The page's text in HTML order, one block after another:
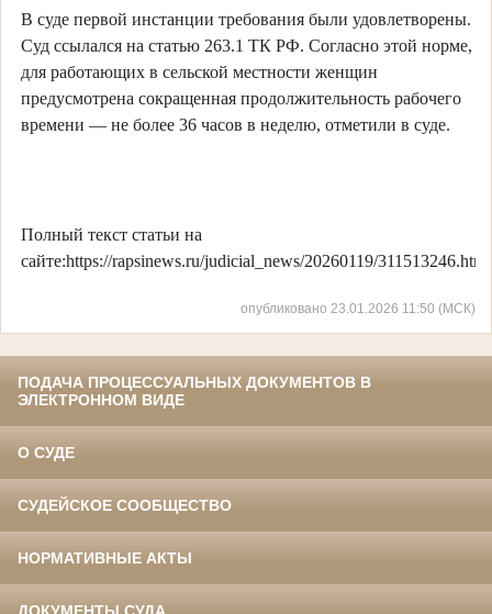
В суде первой инстанции требования были удовлетворены.
Суд ссылался на статью 263.1 ТК РФ. Согласно этой норме,
для работающих в сельской местности женщин
предусмотрена сокращенная продолжительность рабочего
времени — не более 36 часов в неделю, отметили в суде.
Полный текст статьи на
сайте:https://rapsinews.ru/judicial_news/20260119/311513246.html
опубликовано 23.01.2026 11:50 (МСК)
ПОДАЧА ПРОЦЕССУАЛЬНЫХ ДОКУМЕНТОВ В
ЭЛЕКТРОННОМ ВИДЕ
О СУДЕ
СУДЕЙСКОЕ СООБЩЕСТВО
НОРМАТИВНЫЕ АКТЫ